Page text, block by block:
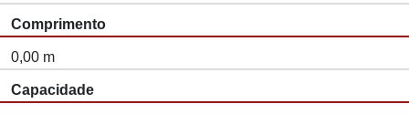
Comprimento
0,00 m
Capacidade